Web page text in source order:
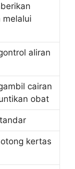
melalui
aliran
cairan
obat
kertas